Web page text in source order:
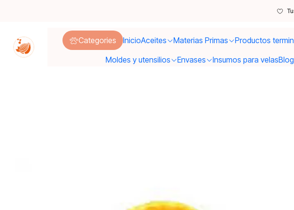
Categories InicioAceites Materias Primas Productos
Moldes y utensilios
Envases Insumos para velasBlog